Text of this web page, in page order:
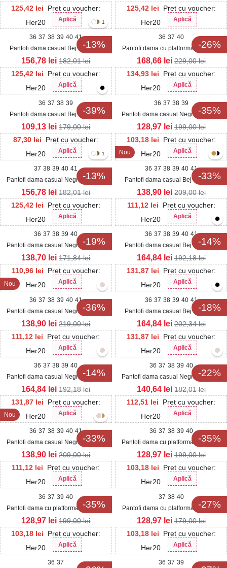
125,42 lei
Pret cu voucher:
Her20
Aplică
125,42 lei
Pret cu voucher:
Her20
Aplică
-13%
1
36 37 38 39 40 41
Pantofi dama casual Bej din Piele
Ecologica Akeria
125,42 lei
Pret cu voucher:
Her20
Aplică
156,78 lei 182,01lei
-26%
36 37 40
Pantofi dama cu platforma Maro din
Piele Ecologica Intoarsa Anaiya
134,93 lei
Pret cu voucher:
Her20
Aplică
168,66 lei 229,00lei
-39%
36 37 38 39
Pantofi dama casual Bej din Piele
Ecologica Intoarsa Taryn
87,30 lei
Pret cu voucher:
Her20
Aplică
109,13 lei 179,00lei
-35%
36 37 38 39
Pantofi dama casual Negri din Piele
Ecologica Intoarsa Alison2
103,18 lei
Pret cu voucher:
Her20
Aplică
128,97 lei 199,00lei
-13%
1
37 38 39 40 41
Pantofi dama casual Negri din Piele
Ecologica Akeria
125,42 lei
Pret cu voucher:
Her20
Aplică
156,78 lei 182,01lei
Nou
-33%
36 37 38 39 40 41
Pantofi dama casual Bej din Piele
Ecologica Loria
111,12 lei
Pret cu voucher:
Her20
Aplică
138,90 lei 209,00lei
-19%
36 37 38 39 40
Pantofi dama casual Negri din Piele
Ecologica Lacuita Valerie
110,96 lei
Pret cu voucher:
Her20
Aplică
138,70 lei 171,84lei
-14%
36 37 38 39 40 41
Pantofi dama casual Bej din Piele
Ecologica Almira
131,87 lei
Pret cu voucher:
Her20
Aplică
164,84 lei 192,18lei
Nou
-36%
36 37 38 39 40 41
Pantofi dama casual Negri din Piele
Ecologica Saybrie
111,12 lei
Pret cu voucher:
Her20
Aplică
138,90 lei 219,00lei
-18%
36 37 38 39 40 41
Pantofi dama casual Bej din Piele
Ecologica Lacuita Safire
131,87 lei
Pret cu voucher:
Her20
Aplică
164,84 lei 202,34lei
-14%
36 37 38 39 40
Pantofi dama casual Negri din Piele
Ecologica Almira
131,87 lei
Pret cu voucher:
Her20
Aplică
164,84 lei 192,18lei
-22%
36 37 38 39 40
Pantofi dama casual Negri din Piele
Ecologica Zahia
112,51 lei
Pret cu voucher:
Her20
Aplică
140,64 lei 182,01lei
Nou
-33%
36 37 38 39 40 41
Pantofi dama casual Negri din Piele
Ecologica Loria
111,12 lei
Pret cu voucher:
Her20
Aplică
138,90 lei 209,00lei
-35%
36 37 38 39 40
Pantofi dama cu platforma Negri din
Piele Ecologica Keian
103,18 lei
Pret cu voucher:
Her20
Aplică
128,97 lei 199,00lei
-35%
36 37 39 40
Pantofi dama cu platforma Negri din
Piele Ecologica Lacuita Keian2
103,18 lei
Pret cu voucher:
Her20
Aplică
128,97 lei 199,00lei
-27%
37 38 40
Pantofi dama cu platforma Maro din
Piele Ecologica Intoarsa Nalia
103,18 lei
Pret cu voucher:
Her20
Aplică
128,97 lei 179,00lei
36 37
36 37 39